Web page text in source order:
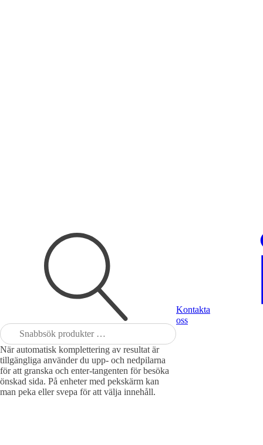
Sök
efter:
När automatisk komplettering av resultat är
tillgängliga använder du upp- och nedpilarna
för att granska och enter-tangenten för besöka
önskad sida. På enheter med pekskärm kan
man peka eller svepa för att välja innehåll.
Kontakta
oss